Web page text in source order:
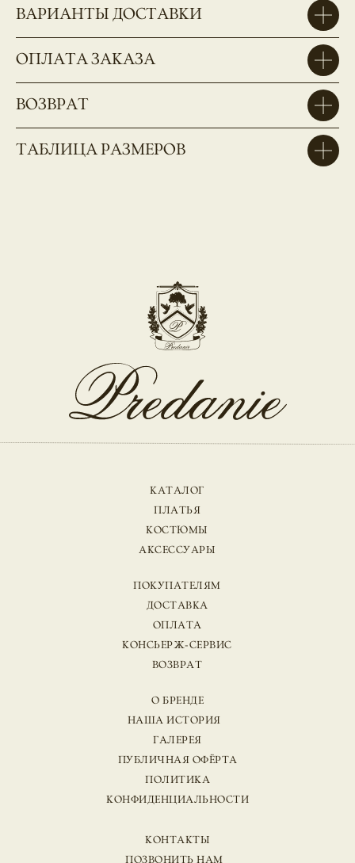
ВАРИАНТЫ ДОСТАВКИ
ОПЛАТА ЗАКАЗА
ВОЗВРАТ
ТАБЛИЦА РАЗМЕРОВ
КАТАЛОГ
ПЛАТЬЯ
КОСТЮМЫ
АКСЕССУАРЫ
ПОКУПАТЕЛЯМ
ДОСТАВКА
ОПЛАТА
КОНСЬЕРЖ-СЕРВИС
ВОЗВРАТ
КОНТАКТЫ
ПОЗВОНИТЬ НАМ
О БРЕНДЕ
НАША ИСТОРИЯ
ГАЛЕРЕЯ
ПУБЛИЧНАЯ ОФЁРТА
ПОЛИТИКА
КОНФИДЕНЦИАЛЬНОСТИ